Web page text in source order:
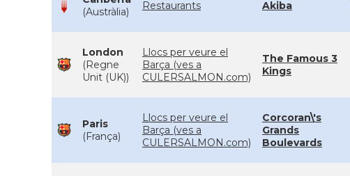
(Austràlia)
Restaurants Akiba
London
(Regne
Unit (UK))
Llocs per veure el
Barça (ves a
CULERSALMON.com)
The Famous 3
Kings
Paris
(França)
Llocs per veure el
Barça (ves a
CULERSALMON.com)
Corcoran\'s
Grands
Boulevards